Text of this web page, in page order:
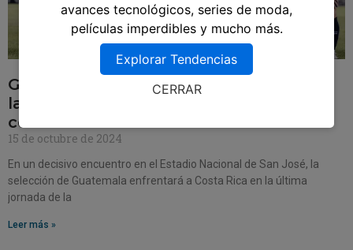
Guatemala se juega la clasificación en
la Liga de Naciones de la Concacaf
contra Costa Rica
15 de octubre de 2024
En un decisivo encuentro en el Estadio Nacional de San José, la
selección de Guatemala enfrentará a Costa Rica en la última
jornada de la
Leer más »
avances tecnológicos, series de moda,
películas imperdibles y mucho más.
Explorar Tendencias
CERRAR